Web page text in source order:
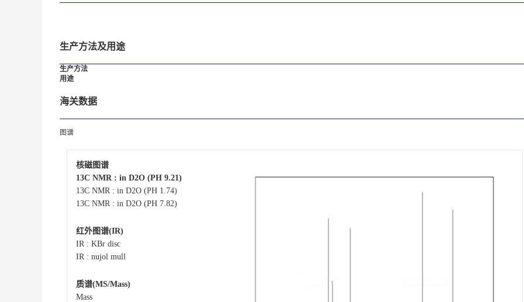
生产方法及用途
生产方法
用途
海关数据
图谱
核磁图谱
13C NMR : in D2O (PH 9.21)
13C NMR : in D2O (PH 1.74)
13C NMR : in D2O (PH 7.82)
红外图谱(IR)
IR : KBr disc
IR : nujol mull
质谱(MS/Mass)
Mass